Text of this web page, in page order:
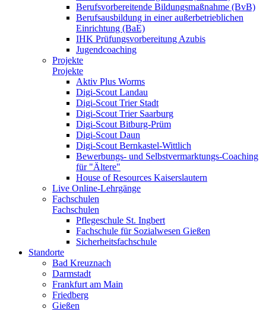
Berufsvorbereitende Bildungsmaßnahme (BvB)
Berufsausbildung in einer außerbetrieblichen
Einrichtung (BaE)
IHK Prüfungsvorbereitung Azubis
Jugendcoaching
Projekte
Projekte
Aktiv Plus Worms
Digi-Scout Landau
Digi-Scout Trier Stadt
Digi-Scout Trier Saarburg
Digi-Scout Bitburg-Prüm
Digi-Scout Daun
Digi-Scout Bernkastel-Wittlich
Bewerbungs- und Selbstvermarktungs-Coaching
für "Ältere"
House of Resources Kaiserslautern
Live Online-Lehrgänge
Fachschulen
Fachschulen
Pflegeschule St. Ingbert
Fachschule für Sozialwesen Gießen
Sicherheitsfachschule
Standorte
Bad Kreuznach
Darmstadt
Frankfurt am Main
Friedberg
Gießen